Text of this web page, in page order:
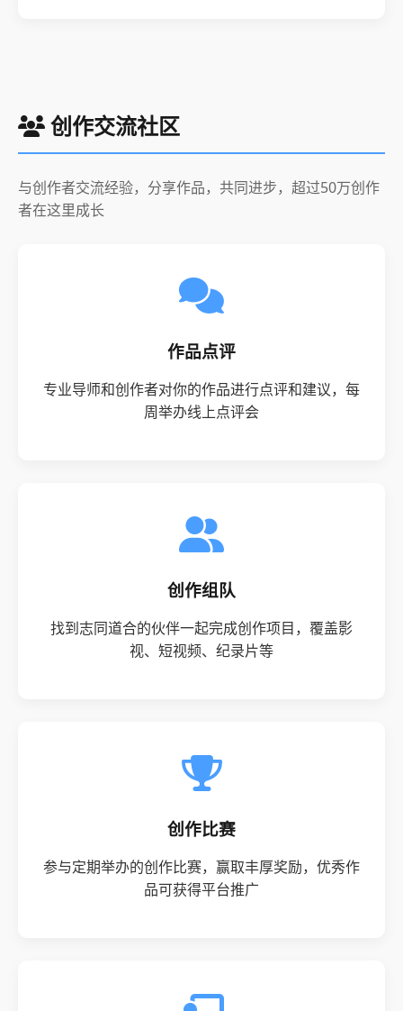
创作交流社区
与创作者交流经验，分享作品，共同进步，超过50万创作
者在这里成长
作品点评
专业导师和创作者对你的作品进行点评和建议，每
周举办线上点评会
创作组队
找到志同道合的伙伴一起完成创作项目，覆盖影
视、短视频、纪录片等
创作比赛
参与定期举办的创作比赛，赢取丰厚奖励，优秀作
品可获得平台推广